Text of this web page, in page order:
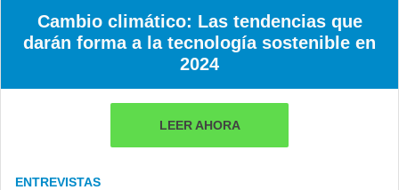
Cambio climático: Las tendencias que
darán forma a la tecnología sostenible en
2024
LEER AHORA
ENTREVISTAS